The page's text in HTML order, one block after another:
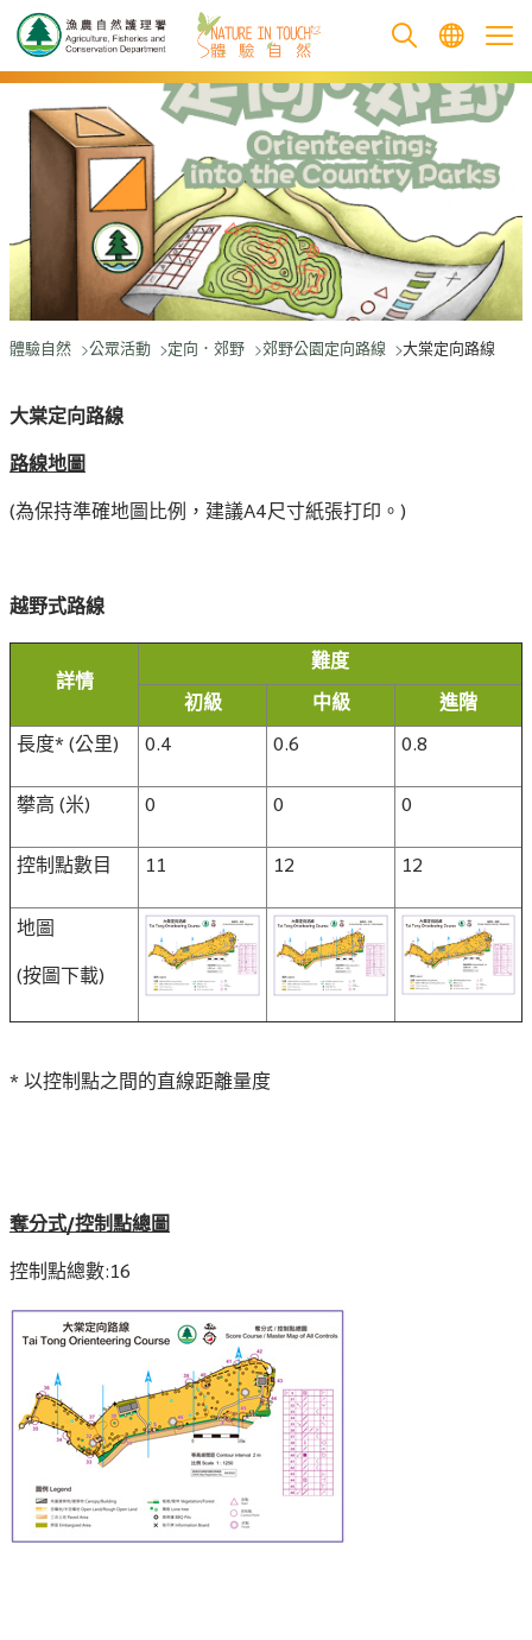
跳至主要內容
體驗自然 公眾活動 定向．郊野 郊野公園定向路線 大棠定向路線
大棠定向路線
路線地圖
(為保持準確地圖比例，建議A4尺寸紙張打印。)
越野式路線
詳情
難度
初級
中級
進階
長度* (公里)
0.4 0.6
0.8
攀高 (米)
0 0
0
控制點數目
11 12
12
地圖
(按圖下載)
* 以控制點之間的直線距離量度
奪分式/控制點總圖
控制點總數:16